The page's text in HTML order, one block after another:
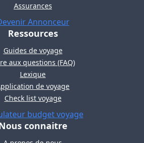
Assurances
Annonceur
Ressources
Guides de voyage
aux questions (FAQ)
Lexique
de voyage
Check list voyage
budget voyage
connaitre